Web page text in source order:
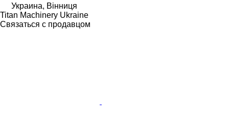
Украина, Вінниця
Titan Machinery Ukraine
Связаться с продавцом